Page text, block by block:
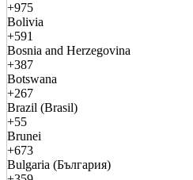
+975
Bolivia
+591
Bosnia and Herzegovina
+387
Botswana
+267
Brazil (Brasil)
+55
Brunei
+673
Bulgaria (България)